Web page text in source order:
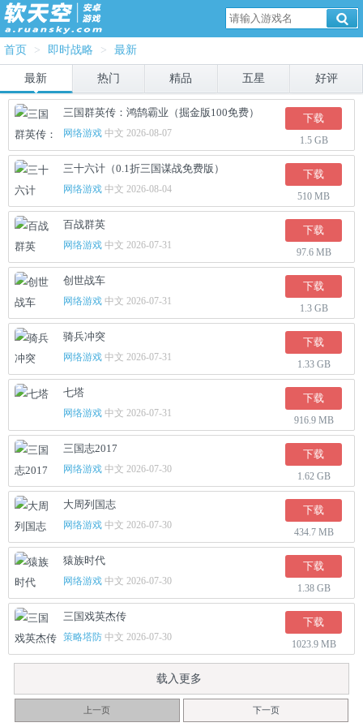
首页 > 即时战略 > 最新
最新 热门 精品 五星 好评
三国群英传：鸿鹄霸业（掘金版100免费）
网络游戏 中文 2026-08-07
下载
1.5 GB
三十六计（0.1折三国谋战免费版）
网络游戏 中文 2026-08-04
下载
510 MB
百战群英
网络游戏 中文 2026-07-31
下载
97.6 MB
创世战车
网络游戏 中文 2026-07-31
下载
1.3 GB
骑兵冲突
网络游戏 中文 2026-07-31
下载
1.33 GB
七塔
网络游戏 中文 2026-07-31
下载
916.9 MB
三国志2017
网络游戏 中文 2026-07-30
下载
1.62 GB
大周列国志
网络游戏 中文 2026-07-30
下载
434.7 MB
猿族时代
网络游戏 中文 2026-07-30
下载
1.38 GB
三国戏英杰传
策略塔防 中文 2026-07-30
下载
1023.9 MB
载入更多
上一页 下一页